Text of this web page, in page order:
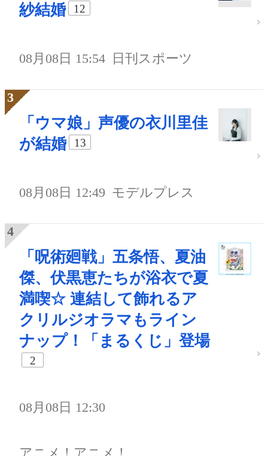
紗結婚
12
08月08日 15:54 日刊スポーツ
「ウマ娘」声優の衣川里佳
が結婚
13
08月08日 12:49 モデルプレス
「呪術廻戦」五条悟、夏油
傑、伏黒恵たちが浴衣で夏
満喫☆ 連結して飾れるア
クリルジオラマもライン
ナップ！「まるくじ」登場
2
08月08日 12:30
アニメ！アニメ！